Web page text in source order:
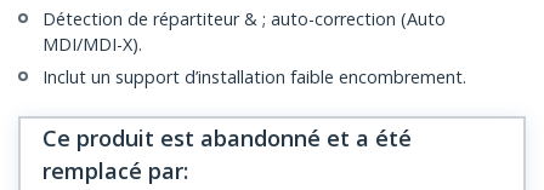
Détection de répartiteur & ; auto-correction (Auto
MDI/MDI-X).
Inclut un support d’installation faible encombrement.
Ce produit est abandonné et a été
remplacé par: